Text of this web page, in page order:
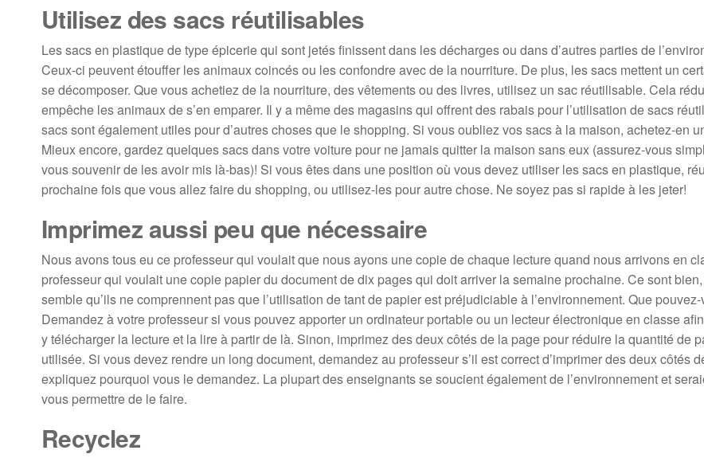
Utilisez des sacs réutilisables
Les sacs en plastique de type épicerie qui sont jetés finissent dans les décharges ou dans d’autres parties de
Ceux-ci peuvent étouffer les animaux coincés ou les confondre avec de la nourriture. De plus, les sacs mettent un
se décomposer. Que vous achetiez de la nourriture, des vêtements ou des livres, utilisez un sac réutilisable. Cela
empêche les animaux de s’en emparer. Il y a même des magasins qui offrent des rabais pour l’utilisation de sacs
sacs sont également utiles pour d’autres choses que le shopping. Si vous oubliez vos sacs à la maison, achetez-en
Mieux encore, gardez quelques sacs dans votre voiture pour ne jamais quitter la maison sans eux (assurez-vous
vous souvenir de les avoir mis là-bas)! Si vous êtes dans une position où vous devez utiliser les sacs en plastique,
prochaine fois que vous allez faire du shopping, ou utilisez-les pour autre chose. Ne soyez pas si rapide à les jeter!
Imprimez aussi peu que nécessaire
Nous avons tous eu ce professeur qui voulait que nous ayons une copie de chaque lecture quand nous arrivons en
professeur qui voulait une copie papier du document de dix pages qui doit arriver la semaine prochaine. Ce sont
semble qu’ils ne comprennent pas que l’utilisation de tant de papier est préjudiciable à l’environnement. Que
Demandez à votre professeur si vous pouvez apporter un ordinateur portable ou un lecteur électronique en classe
y télécharger la lecture et la lire à partir de là. Sinon, imprimez des deux côtés de la page pour réduire la quantité de
utilisée. Si vous devez rendre un long document, demandez au professeur s’il est correct d’imprimer des deux côtés
expliquez pourquoi vous le demandez. La plupart des enseignants se soucient également de l’environnement et
vous permettre de le faire.
Recyclez